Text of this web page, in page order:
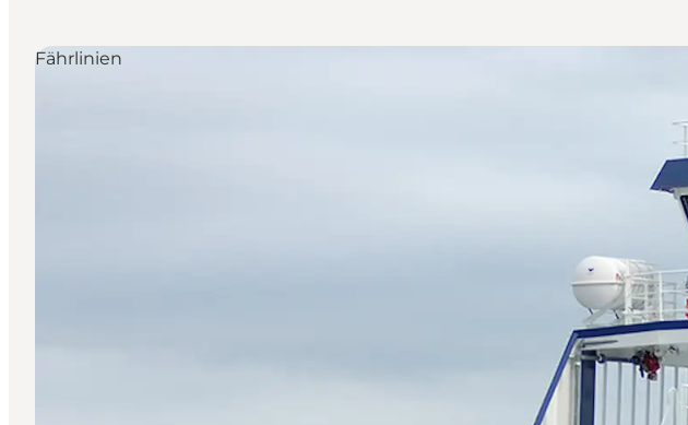
Fährlinien